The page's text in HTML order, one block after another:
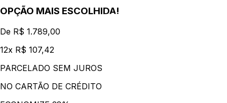
OPÇÃO MAIS ESCOLHIDA!
De R$ 1.789,00
12x R$ 107,42
PARCELADO SEM JUROS
NO CARTÃO DE CRÉDITO